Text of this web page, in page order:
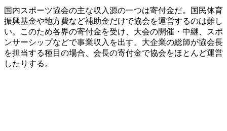
国内スポーツ協会の主な収入源の一つは寄付金だ。国民体育
振興基金や地方費など補助金だけで協会を運営するのは難し
い。このため各界の寄付金を受け、大会の開催・中継、スポ
ンサーシップなどで事業収入を出す。大企業の総師が協会長
を担当する種目の場合、会長の寄付金で協会をほとんど運営
したりする。